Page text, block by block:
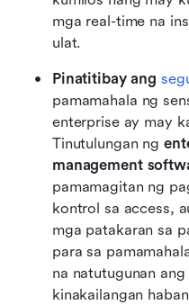
mga real-time na
ulat.
Pinatitibay ang
pamamahala ng
enterprise ay may
Tinutulungan ng
management
pamamagitan ng
kontrol sa access,
mga patakaran sa
para sa
na natutugunan
kinakailangan